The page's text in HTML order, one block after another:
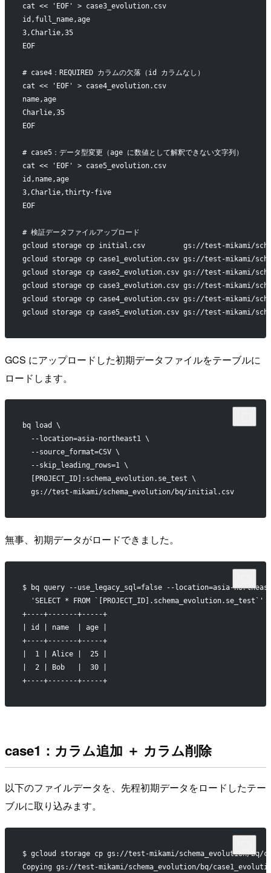
cat << 'EOF' > case3_evolution.csv
id,full_name,age
3,Charlie,35
EOF
# case4：REQUIRED カラムの欠落（id カラムなし）
cat << 'EOF' > case4_evolution.csv
name,age
Charlie,35
EOF
# case5：データ型変更（age に数値として解釈できない文字列）
cat << 'EOF' > case5_evolution.csv
id,name,age
3,Charlie,thirty-five
EOF
# 検証データファイルアップロード
gcloud storage cp initial.csv         gs://test-mikami/
gcloud storage cp case1_evolution.csv gs://test-mikami/
gcloud storage cp case2_evolution.csv gs://test-mikami/
gcloud storage cp case3_evolution.csv gs://test-mikami/
gcloud storage cp case4_evolution.csv gs://test-mikami/
gcloud storage cp case5_evolution.csv gs://test-mikami/
GCS にアップロードした初期データファイルをテーブルに
ロードします。
bq load \
  --location=asia-northeast1 \
  --source_format=CSV \
  --skip_leading_rows=1 \
  [PROJECT_ID]:schema_evolution.se_test \
  gs://test-mikami/schema_evolution/bq/initial.csv
無事、初期データがロードできました。
$ bq query --use_legacy_sql=false --location=asia-
  'SELECT * FROM `[PROJECT_ID].schema_evolution.se_test`'
+----+-------+-----+
| id | name  | age |
+----+-------+-----+
|  1 | Alice |  25 |
|  2 | Bob   |  30 |
+----+-------+-----+
case1：カラム追加 ＋ カラム削除
以下のファイルデータを、先程初期データをロードしたテー
ブルに取り込みます。
$ gcloud storage cp gs://test-mikami/schema_evolution/bq/
Copying gs://test-mikami/schema_evolution/bq/